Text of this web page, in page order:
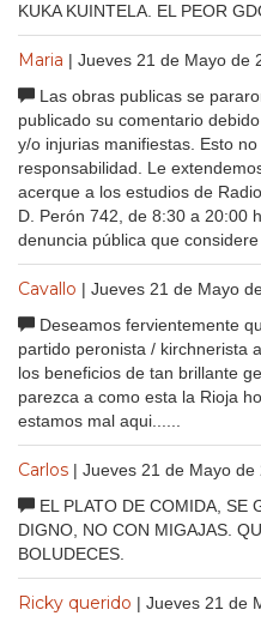
KUKA KUINTELA. EL PEOR
Maria | Jueves 21 de Mayo de
Las obras publicas se
publicado su comentario
y/o injurias manifiestas. Esto
responsabilidad. Le
acerque a los estudios de
D. Perón 742, de 8:30 a 20:00
denuncia pública que considere
Cavallo | Jueves 21 de Mayo
Deseamos fervientemente
partido peronista / kirchnerista
los beneficios de tan brillante
parezca a como esta la Rioja
estamos mal aqui......
Carlos | Jueves 21 de Mayo de
EL PLATO DE COMIDA, SE
DIGNO, NO CON MIGAJAS.
BOLUDECES.
Ricky querido | Jueves 21 de